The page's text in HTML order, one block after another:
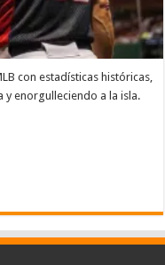
con estadísticas históricas,
enorgulleciendo a la isla.